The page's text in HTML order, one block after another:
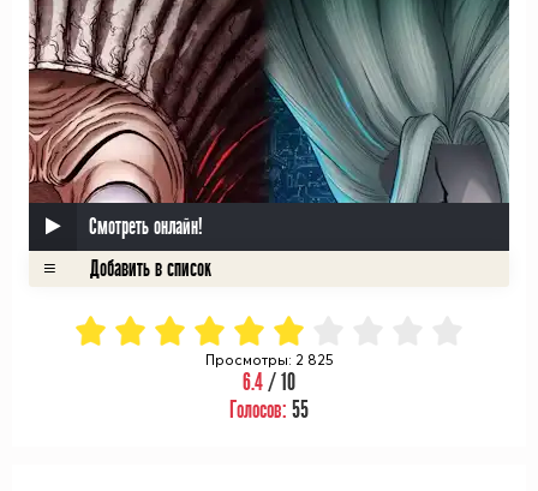
Смотреть онлайн!
Просмотры: 2 825
6.4/ 10
Голосов: 55